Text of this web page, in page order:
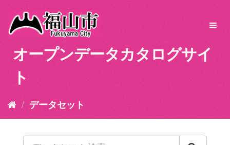
オープンデータカタログサイ
ト
データセット